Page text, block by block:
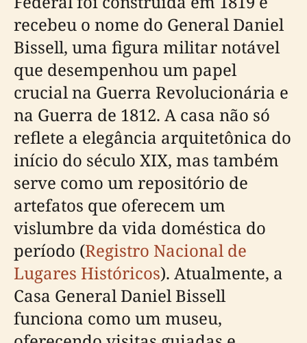
recebeu o nome do General Daniel
Bissell, uma figura militar notável
que desempenhou um papel
crucial na Guerra Revolucionária e
na Guerra de 1812. A casa não só
reflete a elegância arquitetônica do
início do século XIX, mas também
serve como um repositório de
artefatos que oferecem um
vislumbre da vida doméstica do
período (Registro Nacional de
Lugares Históricos). Atualmente, a
Casa General Daniel Bissell
funciona como um museu,